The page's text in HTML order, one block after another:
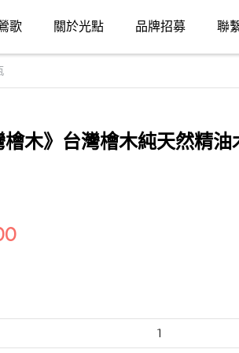
歌 關於光點 品牌招募 聯
檜木》台灣檜木純天然精